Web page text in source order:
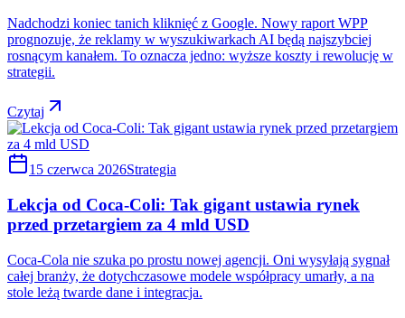
Nadchodzi koniec tanich kliknięć z Google. Nowy raport WPP
prognozuje, że reklamy w wyszukiwarkach AI będą najszybciej
rosnącym kanałem. To oznacza jedno: wyższe koszty i rewolucję w
strategii.
Czytaj
15 czerwca 2026Strategia
Lekcja od Coca-Coli: Tak gigant ustawia rynek
przed przetargiem za 4 mld USD
Coca-Cola nie szuka po prostu nowej agencji. Oni wysyłają sygnał
całej branży, że dotychczasowe modele współpracy umarły, a na
stole leżą twarde dane i integracja.